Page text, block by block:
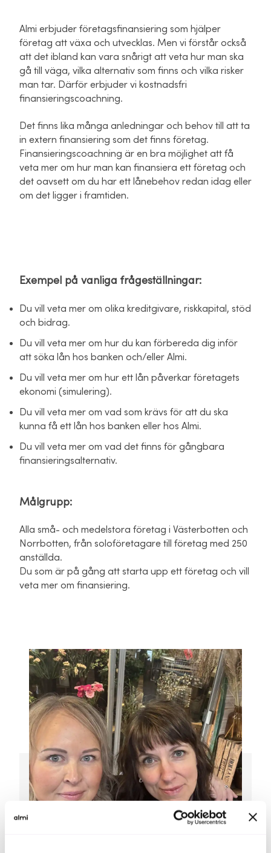
Almi erbjuder företagsfinansiering som hjälper
företag att växa och utvecklas. Men vi förstår också
att det ibland kan vara snårigt att veta hur man ska
gå till väga, vilka alternativ som finns och vilka risker
man tar. Därför erbjuder vi kostnadsfri
finansieringscoachning.
Det finns lika många anledningar och behov till att ta
in extern finansiering som det finns företag.
Finansieringscoachning är en bra möjlighet att få
veta mer om hur man kan finansiera ett företag och
det oavsett om du har ett lånebehov redan idag eller
om det ligger i framtiden.
Exempel på vanliga frågeställningar:
Du vill veta mer om olika kreditgivare, riskkapital, stöd
och bidrag.
Du vill veta mer om hur du kan förbereda dig inför
att söka lån hos banken och/eller Almi.
Du vill veta mer om hur ett lån påverkar företagets
ekonomi (simulering).
Du vill veta mer om vad som krävs för att du ska
kunna få ett lån hos banken eller hos Almi.
Du vill veta mer om vad det finns för gångbara
finansieringsalternativ.
Målgrupp:
Alla små- och medelstora företag i Västerbotten och
Norrbotten, från soloföretagare till företag med 250
anställda.
Du som är på gång att starta upp ett företag och vill
veta mer om finansiering.